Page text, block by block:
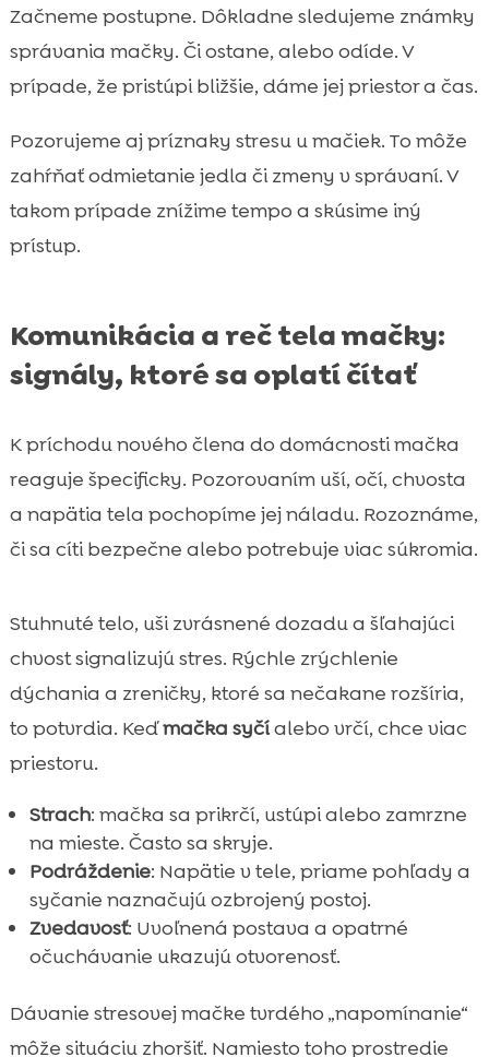
Začneme postupne. Dôkladne sledujeme známky
správania mačky. Či ostane, alebo odíde. V
prípade, že pristúpi bližšie, dáme jej priestor a čas.
Pozorujeme aj príznaky stresu u mačiek. To môže
zahŕňať odmietanie jedla či zmeny v správaní. V
takom prípade znížime tempo a skúsime iný
prístup.
Komunikácia a reč tela mačky:
signály, ktoré sa oplatí čítať
K príchodu nového člena do domácnosti mačka
reaguje špecificky. Pozorovaním uší, očí, chvosta
a napätia tela pochopíme jej náladu. Rozoznáme,
či sa cíti bezpečne alebo potrebuje viac súkromia.
Stuhnuté telo, uši zvrásnené dozadu a šľahajúci
chvost signalizujú stres. Rýchle zrýchlenie
dýchania a zreničky, ktoré sa nečakane rozšíria,
to potvrdia. Keďmačka syčíalebo vrčí, chce viac
priestoru.
Strach: mačka sa prikrčí, ustúpi alebo zamrzne
na mieste. Často sa skryje.
Podráždenie: Napätie v tele, priame pohľady a
syčanie naznačujú ozbrojený postoj.
Zvedavosť: Uvoľnená postava a opatrné
očuchávanie ukazujú otvorenosť.
Dávanie stresovej mačke tvrdého „napomínanie“
môže situáciu zhoršiť. Namiesto toho prostredie